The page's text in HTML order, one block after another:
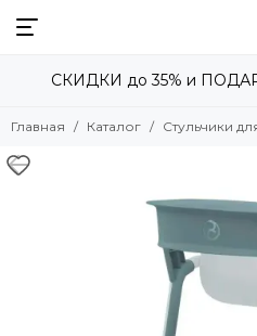
СКИДКИ до 35% и
Главная Каталог Стульчики